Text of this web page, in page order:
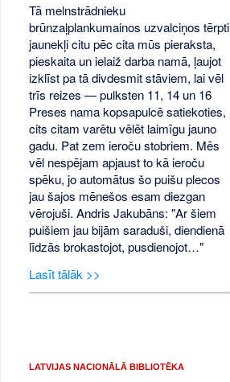
Tā melnstrādnieku
brūnzaļplankumainos uzvalciņos tērpti
jaunekļi citu pēc cita mūs pieraksta,
pieskaita un ielaiž darba namā, ļaujot
izklīst pa tā divdesmit stāviem, lai vēl
trīs reizes — pulksten 11, 14 un 16
Preses nama kopsapulcē satiekoties,
cits citam varētu vēlēt laimīgu jauno
gadu. Pat zem ieroču stobriem. Mēs
vēl nespējam apjaust to kā ieroču
spēku, jo automātus šo puišu plecos
jau šajos mēnešos esam diezgan
vērojuši. Andris Jakubāns: "Ar šiem
puišiem jau bijām saraduši, diendienā
līdzās brokastojot, pusdienojot…"
Lasīt tālāk >>
LATVIJAS NACIONĀLĀ BIBLIOTĒKA